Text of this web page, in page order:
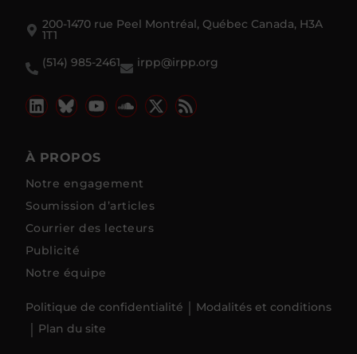
200-1470 rue Peel Montréal, Québec Canada, H3A
1T1
(514) 985-2461
irpp@irpp.org
À PROPOS
Notre engagement
Soumission d’articles
Courrier des lecteurs
Publicité
Notre équipe
Politique de confidentialité
Modalités et conditions
Plan du site